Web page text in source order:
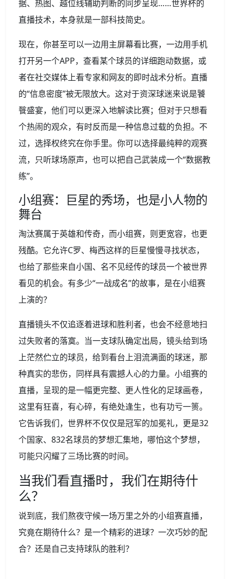
据、热图、越位线辅助判断的同步呈现……世界杯的
直播技术，本身就是一部科技简史。
现在，你甚至可以一边用主屏幕看比赛，一边用手机
打开另一个APP，查看某个球员的详细跑动数据，或
者在社交媒体上看专家和网友的即时战术分析。直播
的“信息密度”被无限放大。这对于资深球迷来说是饕
餮盛宴，他们可以更深入地解读比赛；但对于只想看
个热闹的观众，有时反而是一种信息过载的负担。不
过，选择权终究在你手里。你可以选择最纯粹的观赛
流，只听球场原声，也可以把自己武装成一个“数据教
练”。
小组赛：巨星的秀场，也是小人物的
舞台
淘汰赛属于英雄和传奇，而小组赛，则更宽容，也更
残酷。它允许C罗、梅西这样的巨星慢慢寻找状态，
也给了那些来自小国、名不见经传的球员一个被世界
看见的机会。有多少“一战成名”的故事，是在小组赛
上演的？
直播镜头不仅追逐着进球和胜利者，也会不经意地扫
过失败者的落寞。当一支球队确定出局，镜头给到场
上茫然伫立的球员，给到看台上泪流满面的球迷，那
种真实的悲伤，同样具有震撼人心的力量。小组赛的
直播，呈现的是一幅更完整、更人性化的足球画卷，
这里有狂喜，有心碎，有绝处逢生，也有功亏一篑。
它告诉我们，世界杯不仅仅是冠军的加冕礼，更是32
个国家、832名球员的梦想汇集地，哪怕这个梦想，
可能只闪耀了三场比赛的时间。
当我们看直播时，我们在期待什
么？
说到底，我们熬夜守候一场万里之外的小组赛直播，
究竟在期待什么？是一个精彩的进球？一次巧妙的配
合？还是自己支持球队的胜利？